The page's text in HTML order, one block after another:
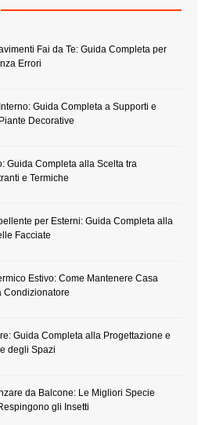
Fai da Te: Guida Completa per
Errori
Guida Completa a Supporti e
Decorative
Guida Completa alla Scelta tra
e Termiche
per Esterni: Guida Completa alla
Facciate
Estivo: Come Mantenere Casa
Condizionatore
Guida Completa alla Progettazione e
degli Spazi
da Balcone: Le Migliori Specie
gli Insetti